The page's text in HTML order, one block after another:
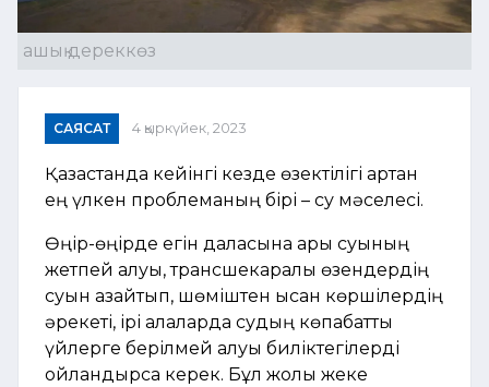
ашық дереккөз
САЯСАТ 4 қыркүйек, 2023
Қазақстанда кейінгі кезде өзектілігі артқан
ең үлкен проблеманың бірі – су мәселесі.
Өңір-өңірде егін даласына арық суының
жетпей қалуы, трансшекаралық өзендердің
суын азайтып, шөміштен қысқан көршілердің
әрекеті, ірі қалаларда судың көпқабатты
үйлерге берілмей қалуы биліктегілерді
ойландырса керек. Бұл жолы жеке